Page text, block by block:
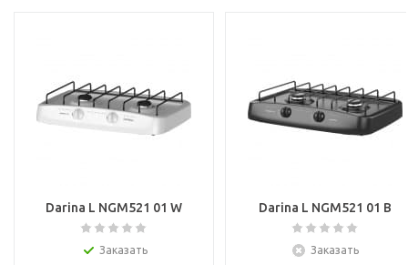
Darina L NGM521 01 W
Заказать
Darina L NGM521 01 B
Заказать